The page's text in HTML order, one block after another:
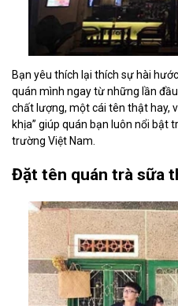
Bạn yêu thích lại thích sự hài
quán mình ngay từ những lần
chất lượng, một cái tên thật hay,
khịa” giúp quán bạn luôn nổi bật
trường Việt Nam.
Đặt tên quán trà sữa